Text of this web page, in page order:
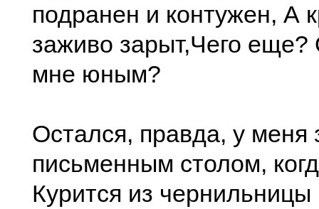
подранен и контужен, А
заживо зарыт,Чего еще?
мне юным?
Остался, правда, у меня
письменным столом,
Курится из